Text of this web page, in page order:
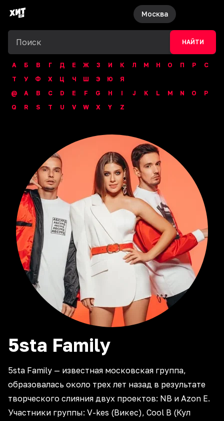
Москва
НАЙТИ
А Б В Г Д Е Ж З И К Л М Н О П Р
С
Т
У Ф Х Ц Ч Ш Э Ю
Я
@
A B C D E F G H I J K L M N O
P
Q
R S T U V W X Y Z
5sta Family
5sta Family — известная московская группа,
образовалась около трех лет назад в результате
творческого слияния двух проектов: NB и Azon E.
Участники группы: V-kes (Викес), Cool B (Кул